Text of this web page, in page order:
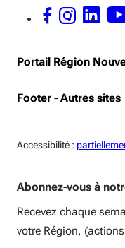
FACEBOOK -
INSTAGRAM -
LINKEDIN -
Portail Région
Footer - Autres sites
Accessibilité :
Abonnez-vous à
Recevez chaque
votre Région,